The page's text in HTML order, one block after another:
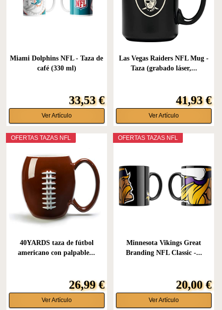
Miami Dolphins NFL - Taza de
café (330 ml)
33,53 €
Ver Artículo
Las Vegas Raiders NFL Mug -
Taza (grabado láser,...
41,93 €
Ver Artículo
OFERTAS TAZAS NFL
40YARDS taza de fútbol
americano con palpable...
26,99 €
Ver Artículo
OFERTAS TAZAS NFL
Minnesota Vikings Great
Branding NFL Classic -...
20,00 €
Ver Artículo